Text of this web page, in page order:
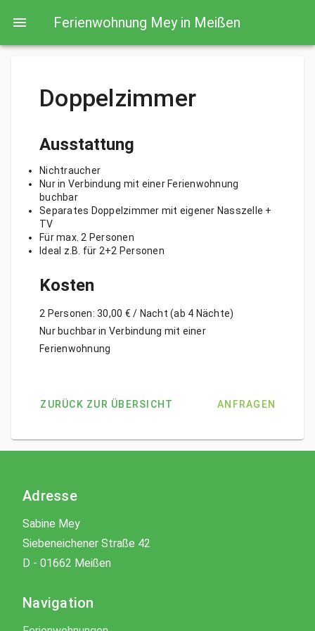
Ferienwohnung Mey in Meißen
Doppelzimmer
Ausstattung
Nichtraucher
Nur in Verbindung mit einer Ferienwohnung
buchbar
Separates Doppelzimmer mit eigener Nasszelle +
TV
Für max. 2 Personen
Ideal z.B. für 2+2 Personen
Kosten
2 Personen: 30,00 € / Nacht (ab 4 Nächte)
Nur buchbar in Verbindung mit einer
Ferienwohnung
ZURÜCK ZUR ÜBERSICHT ANFRAGEN
Adresse
Sabine Mey
Siebeneichener Straße 42
D - 01662 Meißen
Navigation